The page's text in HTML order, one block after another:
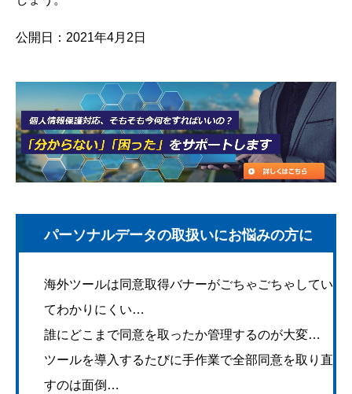
公開日：2021年4月2日
パーソナルデータの取扱いにお悩みの方に
海外ツールは同意取得バナーがごちゃごちゃしてい
てわかりにくい…
誰にどこまで同意を取ったか管理するのが大変…
ツールを導入するたびに手作業で全部同意を取り直
すのは面倒…